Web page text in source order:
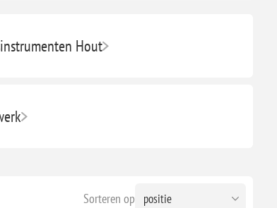
Hout
Sorteren op